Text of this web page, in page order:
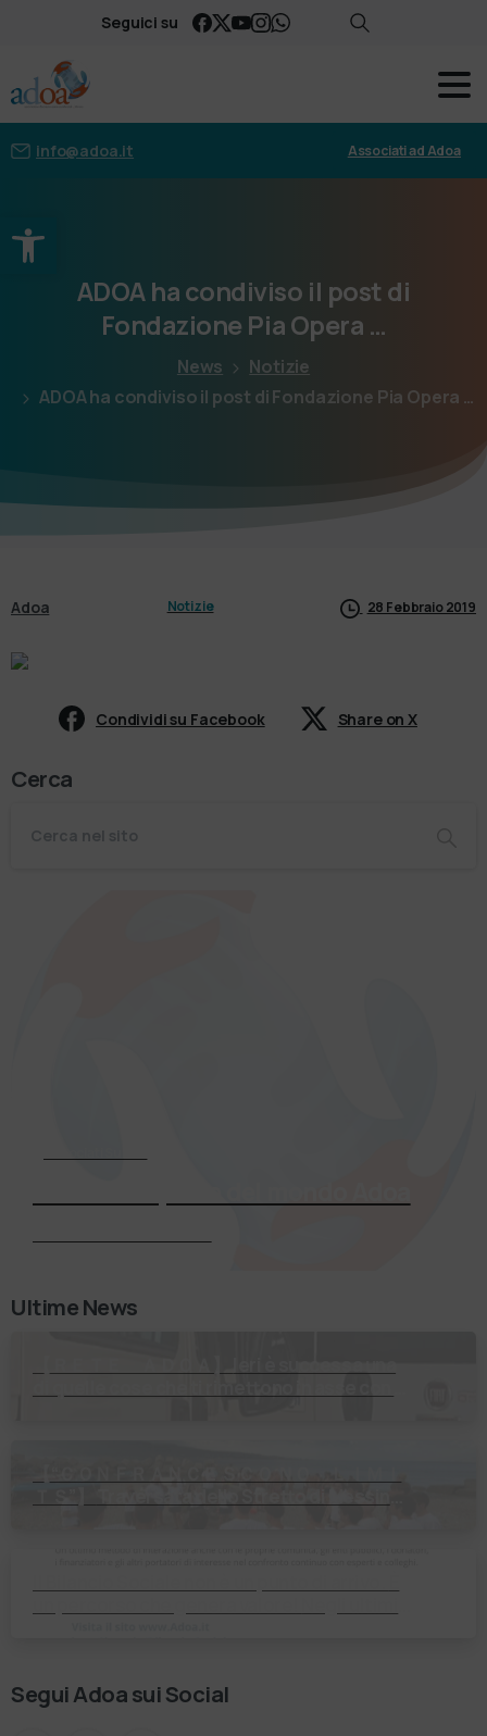
Apri la barra degli strumenti
Seguici su
info@adoa.it Associati ad Adoa
ADOAhacondiviso il post di
Fondazione PiaOpera …
News
Notizie
ADOA ha condiviso il post di Fondazione Pia Opera …
Adoa Notizie 28 Febbraio 2019
Condividi su Facebook Share on X
Cerca
Ultime News
Segui Adoa sui Social